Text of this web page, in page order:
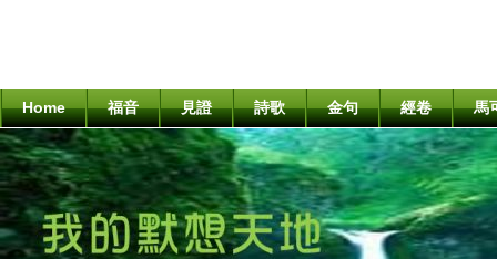
Home 福音 見證 詩歌 金句 經卷 馬